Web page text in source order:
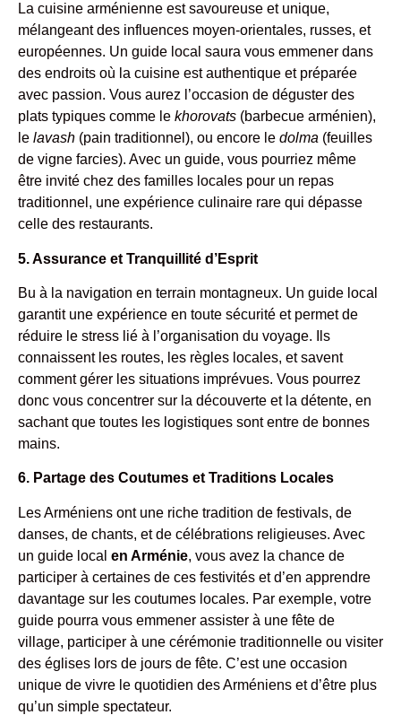
La cuisine arménienne est savoureuse et unique,
mélangeant des influences moyen-orientales, russes, et
européennes. Un guide local saura vous emmener dans
des endroits où la cuisine est authentique et préparée
avec passion. Vous aurez l’occasion de déguster des
plats typiques comme le khorovats (barbecue arménien),
le lavash (pain traditionnel), ou encore le dolma (feuilles
de vigne farcies). Avec un guide, vous pourriez même
être invité chez des familles locales pour un repas
traditionnel, une expérience culinaire rare qui dépasse
celle des restaurants.
5. Assurance et Tranquillité d’Esprit
Bu à la navigation en terrain montagneux. Un guide local
garantit une expérience en toute sécurité et permet de
réduire le stress lié à l’organisation du voyage. Ils
connaissent les routes, les règles locales, et savent
comment gérer les situations imprévues. Vous pourrez
donc vous concentrer sur la découverte et la détente, en
sachant que toutes les logistiques sont entre de bonnes
mains.
6. Partage des Coutumes et Traditions Locales
Les Arméniens ont une riche tradition de festivals, de
danses, de chants, et de célébrations religieuses. Avec
un guide local en Arménie, vous avez la chance de
participer à certaines de ces festivités et d’en apprendre
davantage sur les coutumes locales. Par exemple, votre
guide pourra vous emmener assister à une fête de
village, participer à une cérémonie traditionnelle ou visiter
des églises lors de jours de fête. C’est une occasion
unique de vivre le quotidien des Arméniens et d’être plus
qu’un simple spectateur.